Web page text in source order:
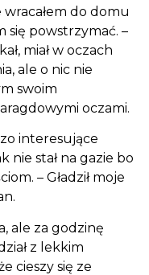
do domu
się powstrzymać. –
miał w oczach
ale o nic nie
swoim
oczami.
interesujące
nie stał na gazie bo
– Gładził moje
ale za godzinę
z lekkim
cieszy się ze